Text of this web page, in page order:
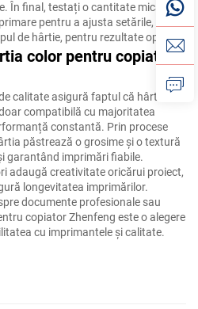
În final, testați o cantitate mică
pentru a ajusta setările, cum
de hârtie, pentru rezultate optime.
color pentru copiator
calitate asigură faptul că hârtia sa
compatibilă cu majoritatea
constantă. Prin procese
păstrează o grosime și o textură
garantând imprimări fiabile.
adaugă creativitate oricărui proiect,
longevitatea imprimărilor.
documente profesionale sau
copiator Zhenfeng este o alegere
cu imprimantele și calitate.